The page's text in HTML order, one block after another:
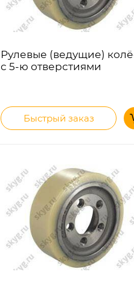
Рулевые (ведущие)
с 5-ю отверстиями
Быстрый заказ